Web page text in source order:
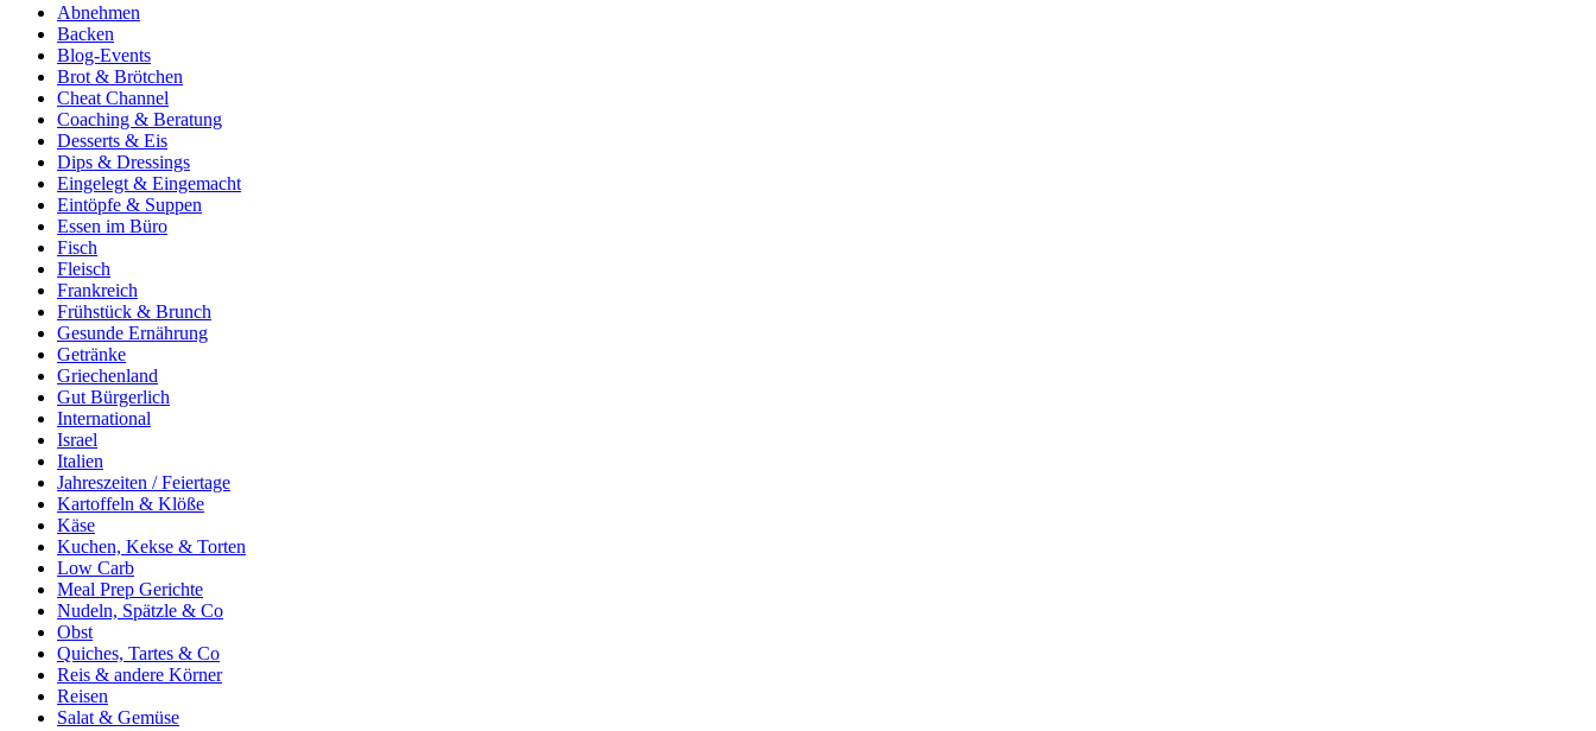
Abnehmen
Backen
Blog-Events
Brot & Brötchen
Cheat Channel
Coaching & Beratung
Desserts & Eis
Dips & Dressings
Eingelegt & Eingemacht
Eintöpfe & Suppen
Essen im Büro
Fisch
Fleisch
Frankreich
Frühstück & Brunch
Gesunde Ernährung
Getränke
Griechenland
Gut Bürgerlich
International
Israel
Italien
Jahreszeiten / Feiertage
Kartoffeln & Klöße
Käse
Kuchen, Kekse & Torten
Low Carb
Meal Prep Gerichte
Nudeln, Spätzle & Co
Obst
Quiches, Tartes & Co
Reis & andere Körner
Reisen
Salat & Gemüse